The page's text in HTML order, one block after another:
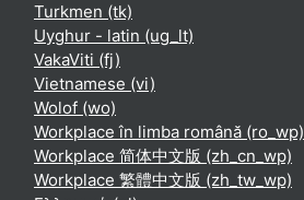
Turkmen ‎(tk)‎
Uyghur - latin ‎(ug_lt)‎
VakaViti ‎(fj)‎
Vietnamese ‎(vi)‎
Wolof ‎(wo)‎
Workplace în limba română ‎(ro_wp)‎
Workplace 简体中文版 ‎(zh_cn_wp)‎
Workplace 繁體中文版 ‎(zh_tw_wp)‎